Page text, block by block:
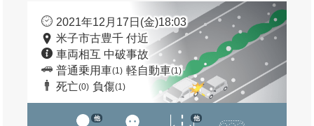
2021年12月17日(金)18:03
米子市古豊千 付近
車両相互 中破事故
普通乗用車(1) 軽自動車(1)
死亡(0) 負傷(1)
他 他